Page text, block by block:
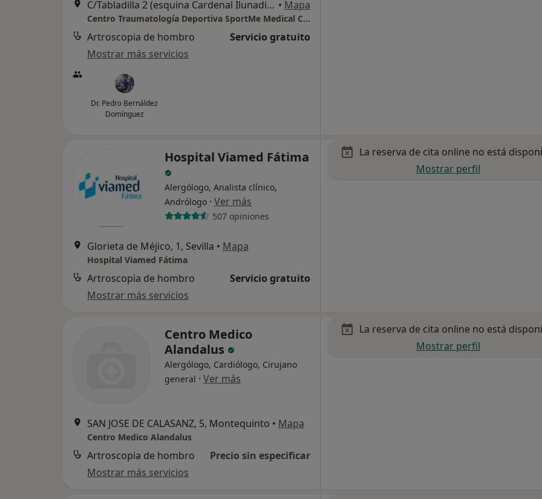
C/Tabladilla 2 (esquina Cardenal Ilunadin) , El Porvenir.Sevilla, Sevilla • Mapa
Centro Traumatología Deportiva SportMe Medical Center Dr. Bernáldez
Artroscopia de hombro
Servicio gratuito
Mostrar más servicios
Dr. Pedro Bernáldez
Domínguez
Hospital Viamed Fátima
Alergólogo, Analista clínico,
Andrólogo · Ver más
507 opiniones
Glorieta de Méjico, 1, Sevilla • Mapa
Hospital Viamed Fátima
Artroscopia de hombro
Servicio gratuito
Mostrar más servicios
La reserva de cita online no está
Mostrar perfil
Centro Medico
Alandalus
Alergólogo, Cardiólogo, Cirujano
general · Ver más
SAN JOSE DE CALASANZ, 5, Montequinto • Mapa
Centro Medico Alandalus
Artroscopia de hombro
Precio sin especificar
Mostrar más servicios
La reserva de cita online no está
Mostrar perfil